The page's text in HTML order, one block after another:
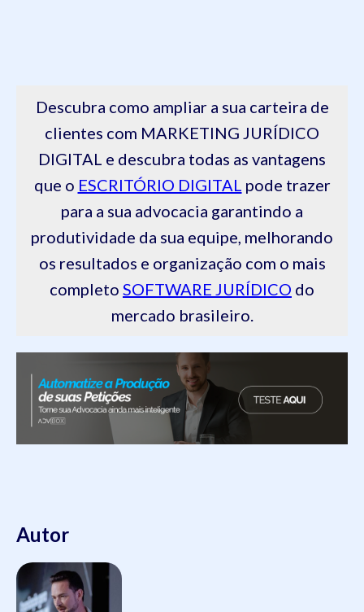
Descubra como ampliar a sua carteira de
clientes com MARKETING JURÍDICO
DIGITAL e descubra todas as vantagens
que o ESCRITÓRIO DIGITAL pode trazer
para a sua advocacia garantindo a
produtividade da sua equipe, melhorando
os resultados e organização com o mais
completo SOFTWARE JURÍDICO do
mercado brasileiro.
Autor